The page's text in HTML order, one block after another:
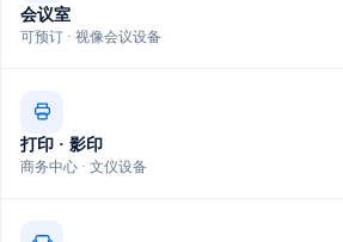
会议室
可预订 · 视像会议设备
打印 · 影印
商务中心 · 文仪设备